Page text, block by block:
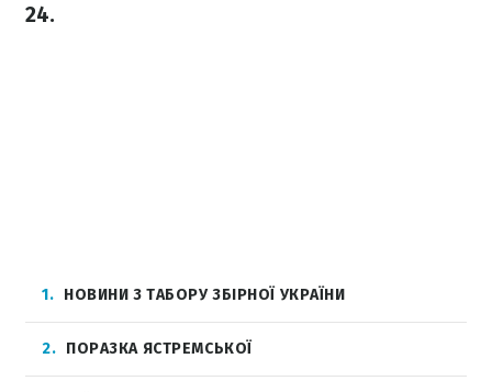
24.
1 НОВИНИ З ТАБОРУ ЗБІРНОЇ УКРАЇНИ
2 ПОРАЗКА ЯСТРЕМСЬКОЇ